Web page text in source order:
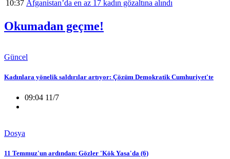
10:37 Afganistan’da en az 17 kadın gözaltına alındı
Okumadan geçme!
Güncel
Kadınlara yönelik saldırılar artıyor: Çözüm Demokratik Cumhuriyet'te
09:04 11/7
Dosya
11 Temmuz'un ardından: Gözler 'Kök Yasa'da (6)